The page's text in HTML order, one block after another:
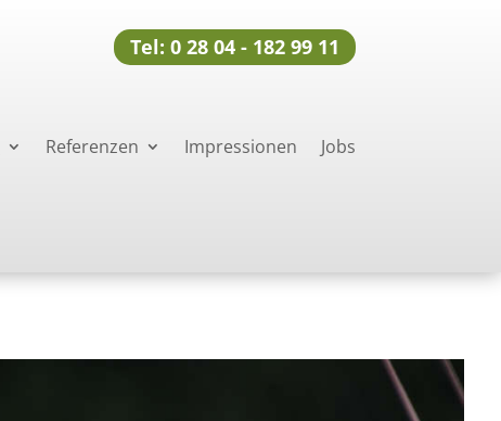
Tel: 0 28 04 - 182 99 11
Referenzen Impressionen Jobs